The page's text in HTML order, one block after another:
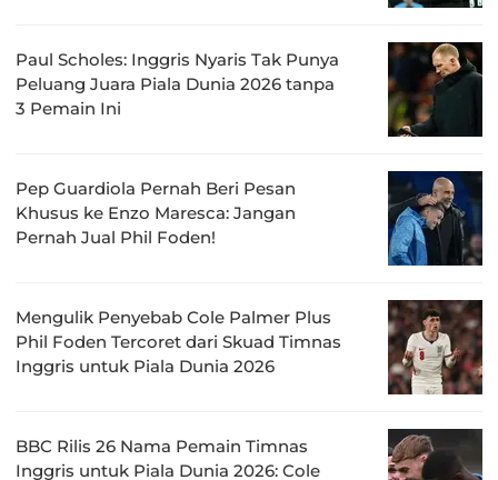
Paul Scholes: Inggris Nyaris Tak Punya
Peluang Juara Piala Dunia 2026 tanpa
3 Pemain Ini
Pep Guardiola Pernah Beri Pesan
Khusus ke Enzo Maresca: Jangan
Pernah Jual Phil Foden!
Mengulik Penyebab Cole Palmer Plus
Phil Foden Tercoret dari Skuad Timnas
Inggris untuk Piala Dunia 2026
BBC Rilis 26 Nama Pemain Timnas
Inggris untuk Piala Dunia 2026: Cole